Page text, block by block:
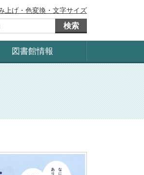
上げ・色変換・文字サイズ
検索
図書館情報